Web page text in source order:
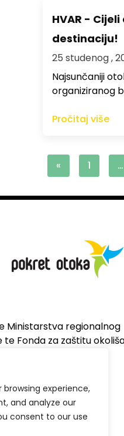
experience,
and analyze our
consent to our use
HVAR -
destinaciju!
25 studenog ,
Najsunčaniji
organiziranog
Pročitaj više
« 1 …
Ministarstva regionalnog
te Fonda za zaštitu